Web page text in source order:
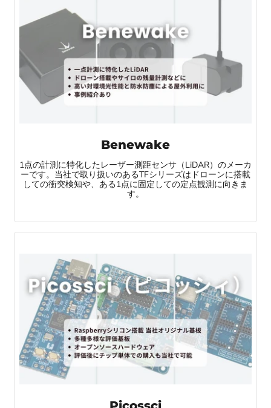
Benewake
1点の計測に特化したレーザー測距センサ（LiDAR）のメーカ
ーです。当社で取り扱いのあるTFシリーズはドローンに搭載
しての衝突検知や、ある1点に固定しての定点観測に向きま
す。